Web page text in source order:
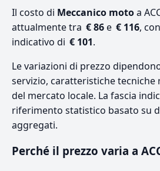
Il costo di Meccanico motoa
attualmente tra € 86e € 116,
indicativo di € 101.
Le variazioni di prezzo
servizio, caratteristiche tecniche
del mercato locale. La fascia
riferimento statistico basato su
aggregati.
Perché il prezzo varia a